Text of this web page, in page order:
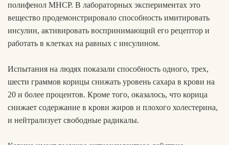
полифенол МНСР. В лабораторных экспериментах это
вещество продемонстрировало способность имитировать
инсулин, активировать воспринимающий его рецептор и
работать в клетках на равных с инсулином.
Испытания на людях показали способность одного, трех,
шести граммов корицы снижать уровень сахара в крови на
20 и более процентов. Кроме того, оказалось, что корица
снижает содержание в крови жиров и плохого холестерина,
и нейтрализует свободные радикалы.